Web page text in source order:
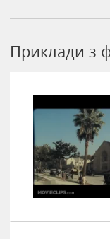
Приклади з